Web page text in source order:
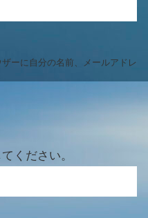
ーに自分の名前、メールアドレ
ください。